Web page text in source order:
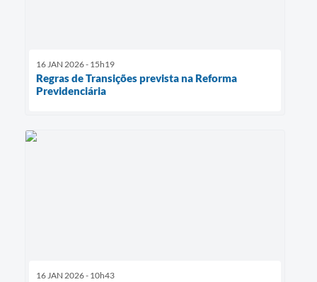
16 JAN 2026 - 15h19
Regras de Transições prevista na Reforma
Previdenciária
16 JAN 2026 - 10h43